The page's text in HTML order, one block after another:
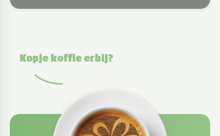
Kopje koffie erbij?